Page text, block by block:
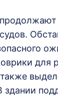
для
здании